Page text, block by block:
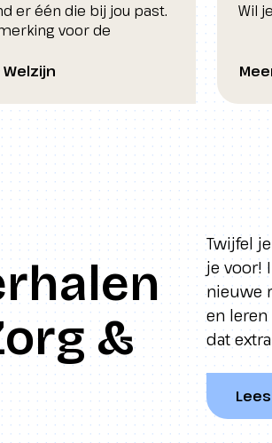
er één die bij jou past.
voor de
Wil
&
Twijfel
je voor!
nieuwe
en
dat